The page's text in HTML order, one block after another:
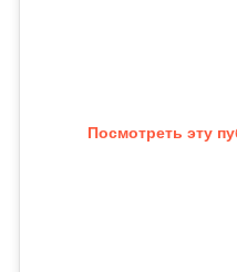
Посмотреть эту